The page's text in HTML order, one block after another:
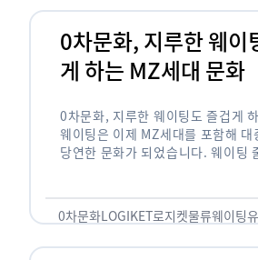
0차문화, 지루한 웨이
게 하는 MZ세대 문화
0차문화, 지루한 웨이팅도 즐겁게
웨이팅은 이제 MZ세대를 포함해 대
당연한 문화가 되었습니다. 웨이팅
0차문화LOGIKET로지켓물류웨이팅